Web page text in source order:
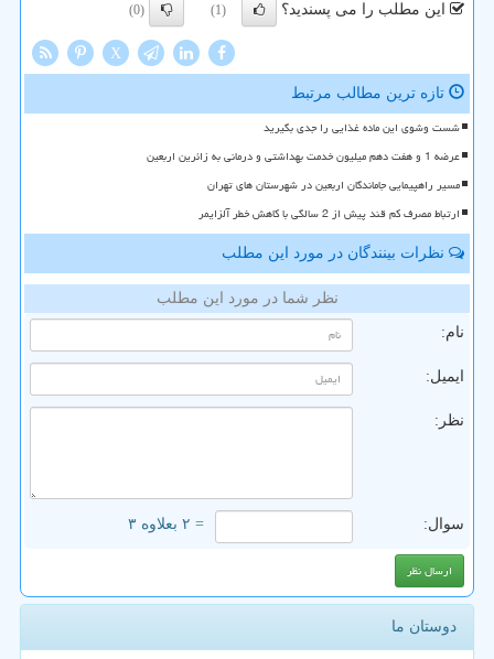
این مطلب را می پسندید؟ (1)
(0)
X
تازه ترین مطالب مرتبط
شست وشوی این ماده غذایی را جدی بگیرید
عرضه 1 و هفت دهم میلیون خدمت بهداشتی و درمانی به زائرین اربعین
مسیر راهپیمایی جاماندگان اربعین در شهرستان های تهران
ارتباط مصرف کم قند پیش از 2 سالگی با کاهش خطر آلزایمر
نظرات بینندگان در مورد این مطلب
نظر شما در مورد این مطلب
نام:
ایمیل:
نظر:
سوال: = ۲ بعلاوه ۳
دوستان ما